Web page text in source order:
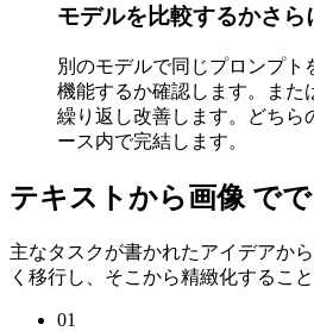
モデルを比較するかさら
別のモデルで同じプロンプト
機能するか確認します。また
繰り返し改善します。どちら
ース内で完結します。
テキストから画像 で
主なタスクが書かれたアイデアか
く移行し、そこから精緻化するこ
01